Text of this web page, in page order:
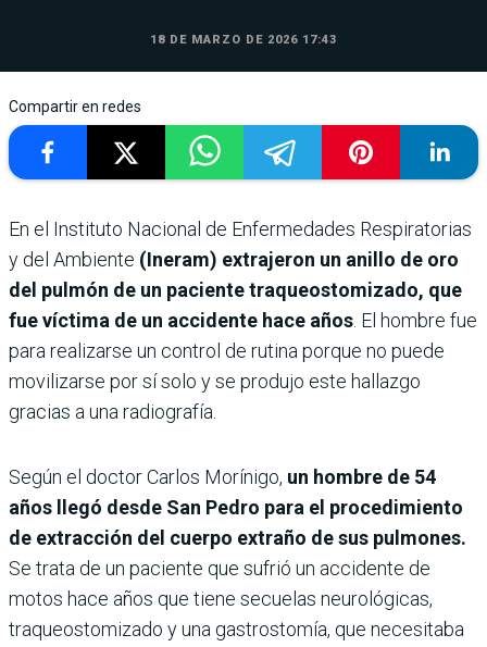
18 DE MARZO DE 2026 17:43
Compartir en redes
En el Instituto Nacional de Enfermedades Respiratorias
y del Ambiente (Ineram) extrajeron un anillo de oro
del pulmón de un paciente traqueostomizado, que
fue víctima de un accidente hace años . El hombre fue
para realizarse un control de rutina porque no puede
movilizarse por sí solo y se produjo este hallazgo
gracias a una radiografía.
Según el doctor Carlos Morínigo, un hombre de 54
años llegó desde San Pedro para el procedimiento
de extracción del cuerpo extraño de sus pulmones.
Se trata de un paciente que sufrió un accidente de
motos hace años que tiene secuelas neurológicas,
traqueostomizado y una gastrostomía, que necesitaba